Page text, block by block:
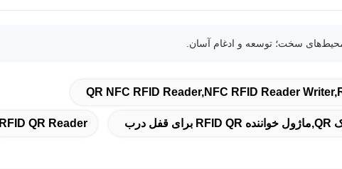
سخت؛ توسعه و ادغام آسان.
QR NFC RFID Reader,NFC RFID Reader
RFID QR Reader